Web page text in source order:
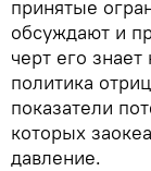
принятые
обсуждают и
черт его
политика
показатели
которых
давление.